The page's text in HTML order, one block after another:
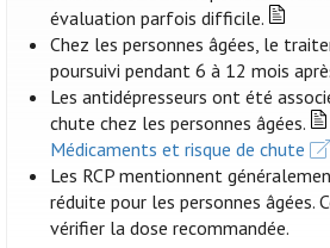
évaluation parfois difficile.
Chez les personnes âgées, le
poursuivi pendant 6 à 12 mois
Les antidépresseurs ont été
chute chez les personnes âgées.
Médicaments et risque de chute
Les RCP mentionnent
réduite pour les personnes âgées.
vérifier la dose recommandée.